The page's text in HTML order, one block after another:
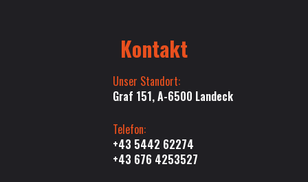
Kontakt
Unser Standort:
Graf 151, A-6500 Landeck
Telefon:
+43 5442 62274
+43 676 4253527